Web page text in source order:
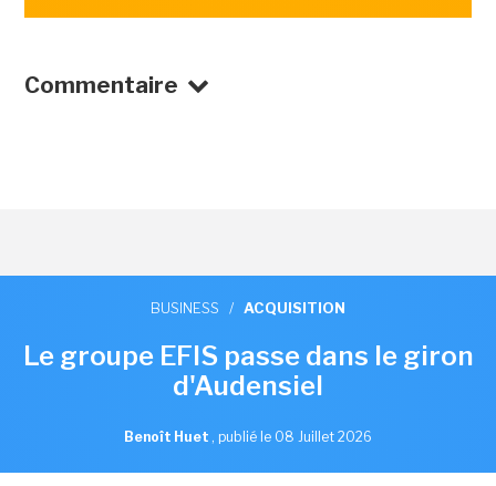
Commentaire
BUSINESS / ACQUISITION
Le groupe EFIS passe dans le giron
d'Audensiel
Benoît Huet , publié le 08 Juillet 2026